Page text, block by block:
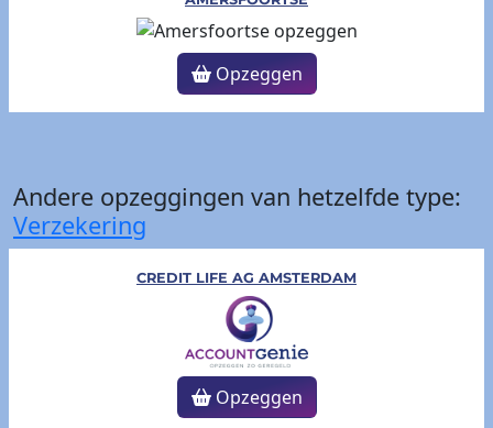
Opzeggen
Andere opzeggingen van hetzelfde type:
Verzekering
CREDIT LIFE AG AMSTERDAM
Opzeggen